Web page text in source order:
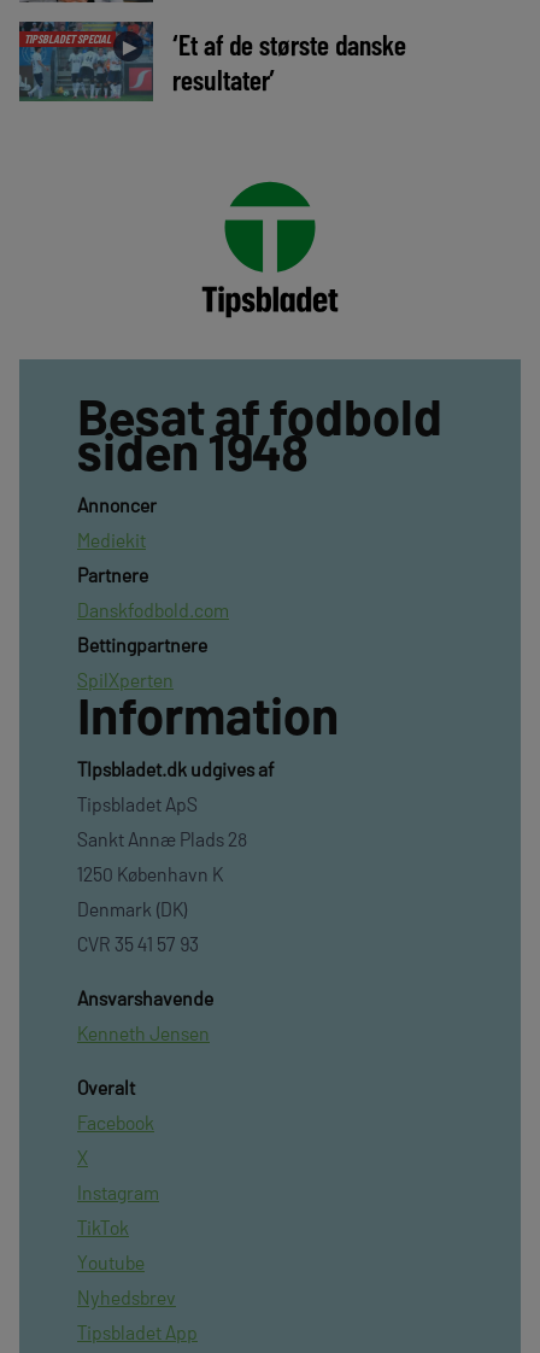
TIPSBLADET SPECIAL ►
‘Et af de største danske
resultater’
Besat af fodbold
siden 1948
Annoncer
Mediekit
Partnere
Danskfodbold.com
Bettingpartnere
SpilXperten
Information
TIpsbladet.dk udgives af
Tipsbladet ApS
Sankt Annæ Plads 28
1250 København K
Denmark (DK)
CVR 35 41 57 93
Ansvarshavende
Kenneth Jensen
Overalt
Facebook
X
Instagram
TikTok
Youtube
Nyhedsbrev
Tipsbladet App